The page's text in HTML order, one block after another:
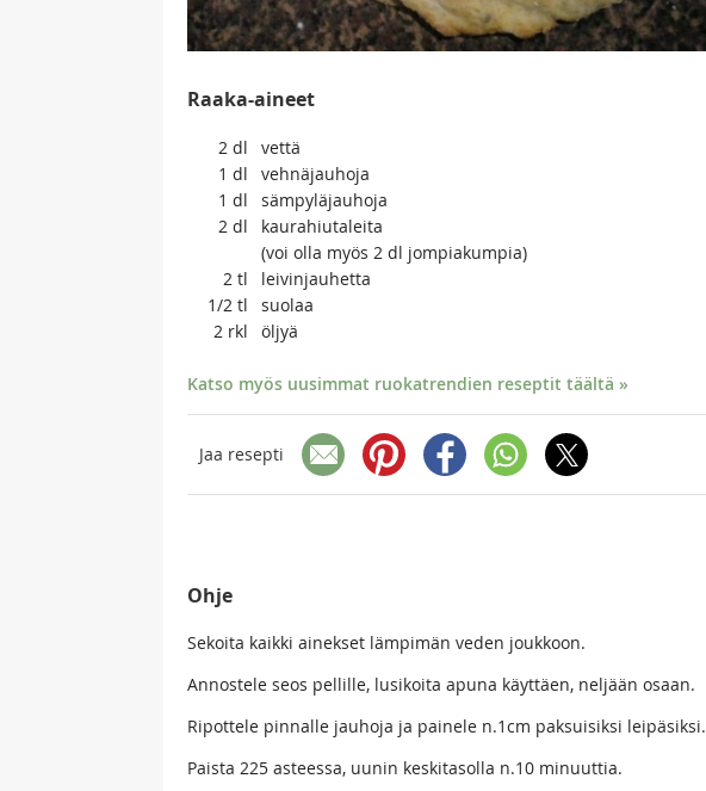
Raaka-aineet
2 dl
vettä
1 dl
vehnäjauhoja
1 dl
sämpyläjauhoja
2 dl
kaurahiutaleita
(voi olla myös 2 dl jompiakumpia)
2 tl
leivinjauhetta
1/2 tl
suolaa
2 rkl öljyä
Katso myös uusimmat ruokatrendien reseptit täältä »
Jaa resepti
Ohje
Sekoita kaikki ainekset lämpimän veden joukkoon.
Annostele seos pellille, lusikoita apuna käyttäen, neljään osaan.
Ripottele pinnalle jauhoja ja painele n.1cm paksuisiksi leipäsiksi.
Paista 225 asteessa, uunin keskitasolla n.10 minuuttia.